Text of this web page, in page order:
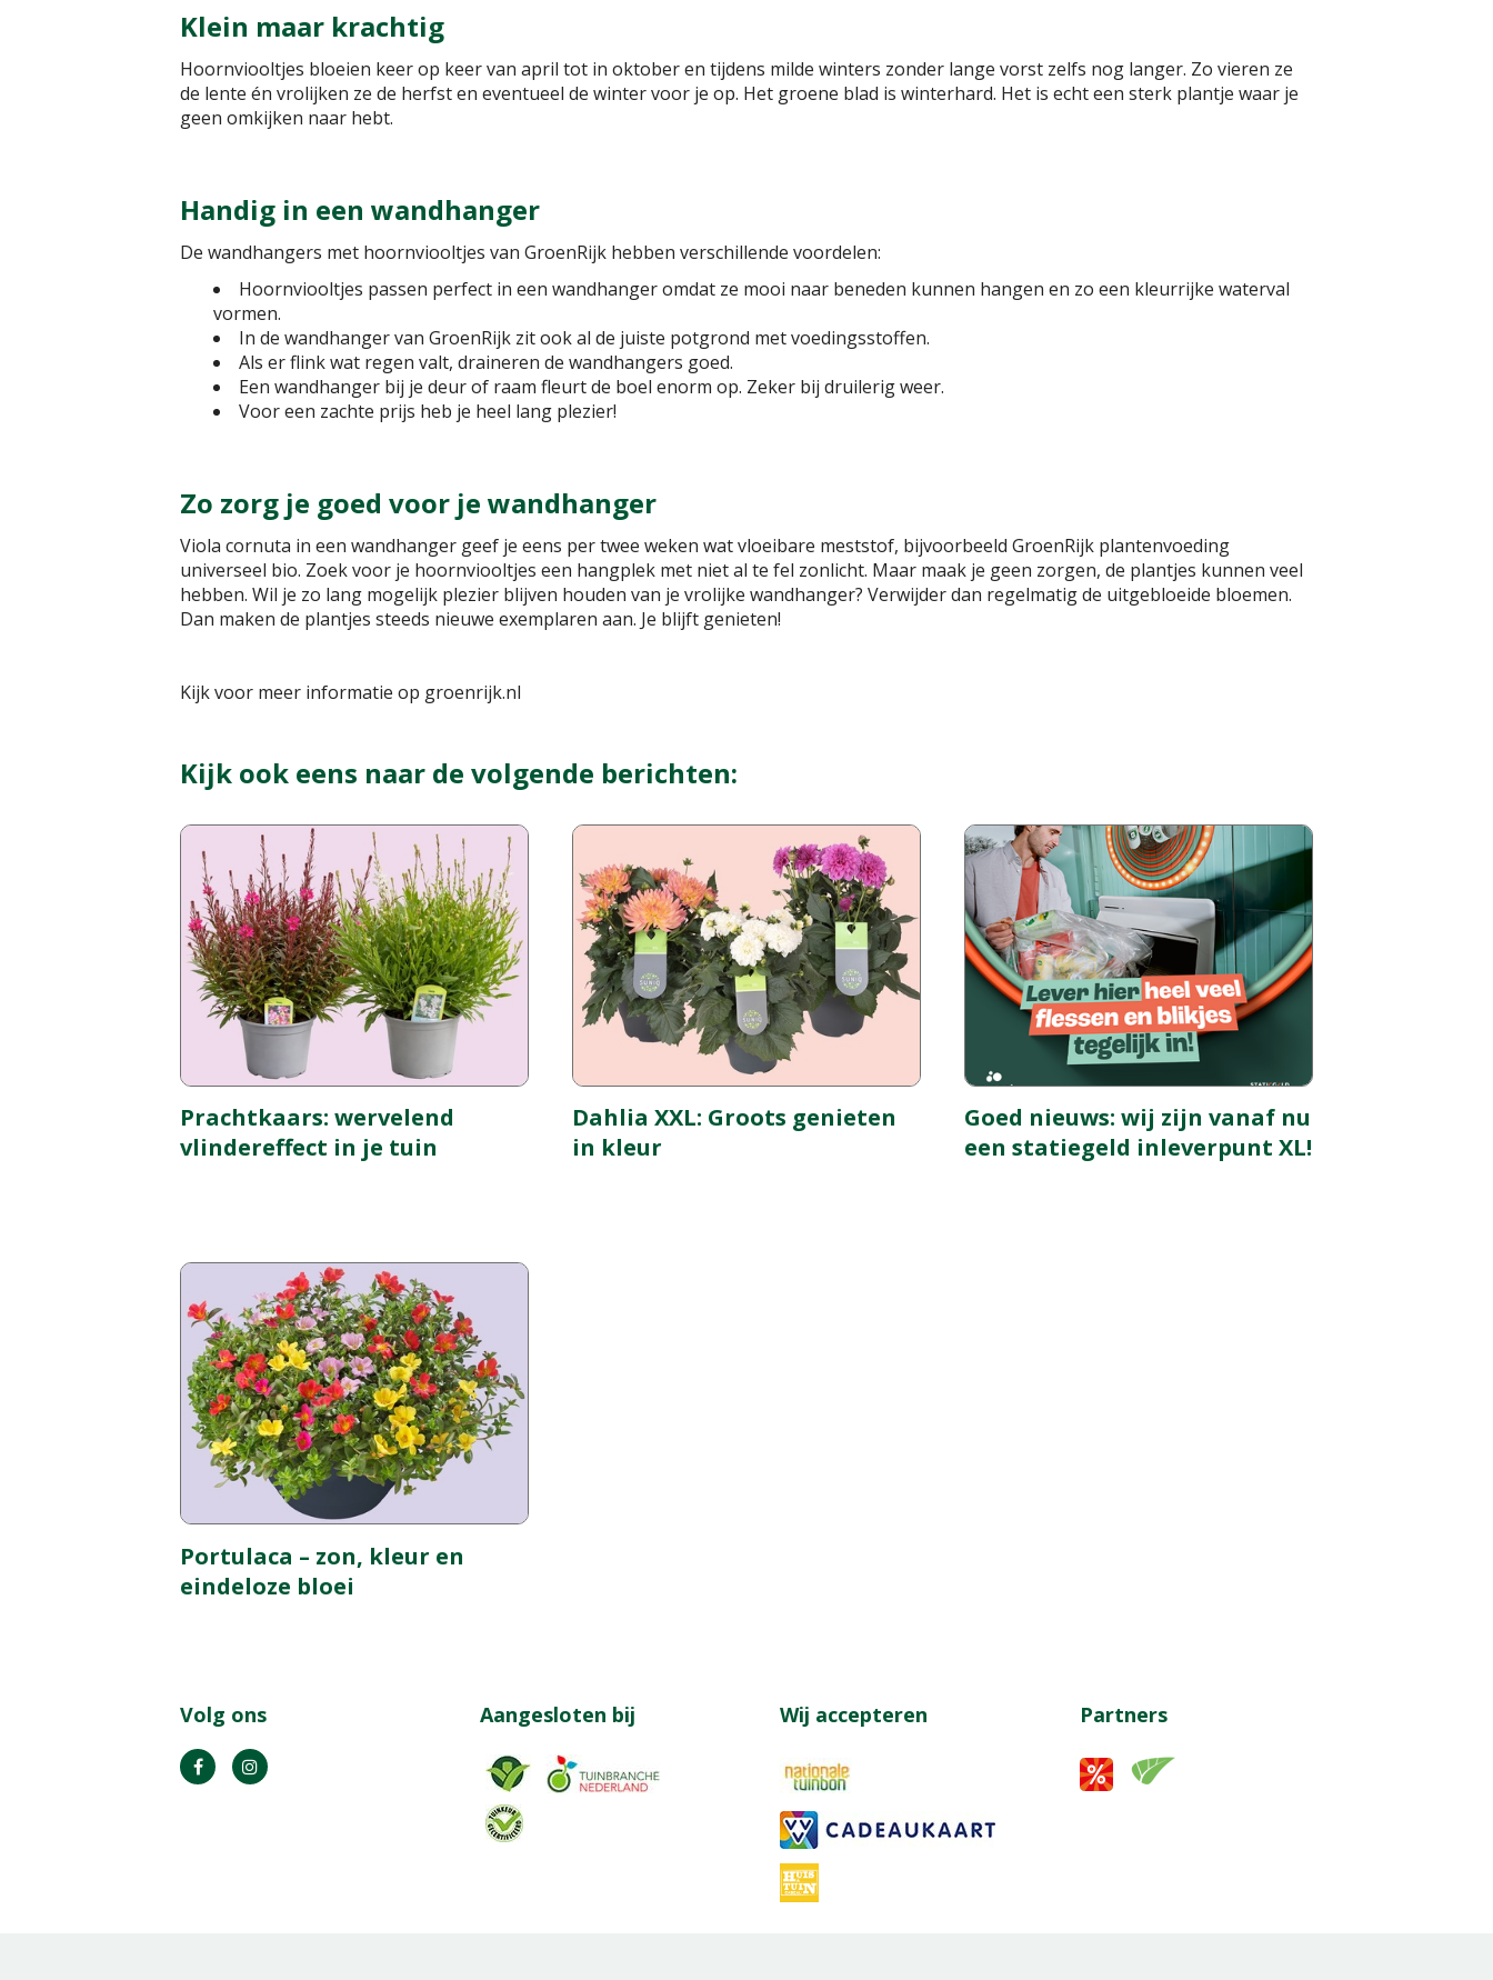
Klein maar krachtig
Hoornviooltjes bloeien keer op keer van april tot in oktober en tijdens milde winters zonder lange vorst zelfs nog langer. Zo vieren ze
de lente én vrolijken ze de herfst en eventueel de winter voor je op. Het groene blad is winterhard. Het is echt een sterk plantje waar je
geen omkijken naar hebt.
Handig in een wandhanger
De wandhangers met hoornviooltjes van GroenRijk hebben verschillende voordelen:
Hoornviooltjes passen perfect in een wandhanger omdat ze mooi naar beneden kunnen hangen en zo een kleurrijke waterval
vormen.
In de wandhanger van GroenRijk zit ook al de juiste potgrond met voedingsstoffen.
Als er flink wat regen valt, draineren de wandhangers goed.
Een wandhanger bij je deur of raam fleurt de boel enorm op. Zeker bij druilerig weer.
Voor een zachte prijs heb je heel lang plezier!
Zo zorg je goed voor je wandhanger
Viola cornuta in een wandhanger geef je eens per twee weken wat vloeibare meststof, bijvoorbeeld GroenRijk plantenvoeding
universeel bio. Zoek voor je hoornviooltjes een hangplek met niet al te fel zonlicht. Maar maak je geen zorgen, de plantjes kunnen veel
hebben. Wil je zo lang mogelijk plezier blijven houden van je vrolijke wandhanger? Verwijder dan regelmatig de uitgebloeide bloemen.
Dan maken de plantjes steeds nieuwe exemplaren aan. Je blijft genieten!
Kijk voor meer informatie op groenrijk.nl
Kijk ook eens naar de volgende berichten:
Prachtkaars: wervelend
vlindereffect in je tuin
Dahlia XXL: Groots genieten
in kleur
Goed nieuws: wij zijn vanaf nu
een statiegeld inleverpunt XL!
Portulaca – zon, kleur en
eindeloze bloei
Volg ons Aangesloten bij Wij accepteren Partners